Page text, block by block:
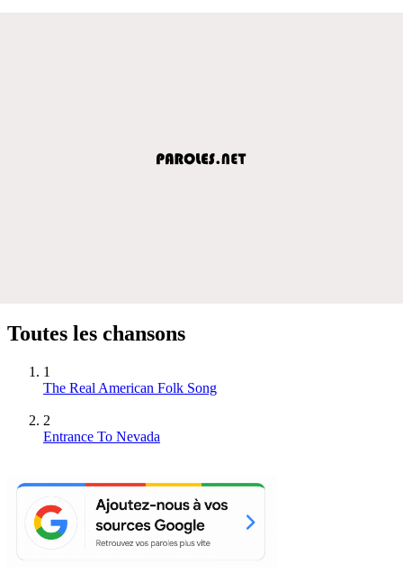
Toutes les chansons
1
The Real American Folk Song
2
Entrance To Nevada